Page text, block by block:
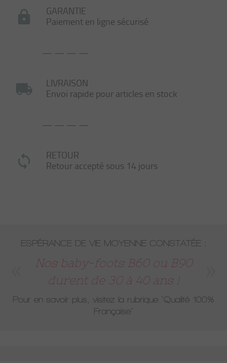
GARANTIE
Paiement en ligne sécurisé
— — — —
LIVRAISON
Envoi rapide pour articles en stock
— — — —
RETOUR
Retour accepté sous 14 jours
ESPÉRANCE DE VIE MOYENNE CONSTATÉE :
Nos baby-foots B60 ou B90
durent de 30 à 40 ans !
Pour en savoir plus, visitez la rubrique "Qualité 100%
Française"